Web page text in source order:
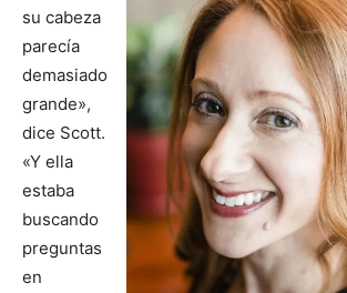
su cabeza
parecía
demasiado
grande»,
dice Scott.
«Y ella
estaba
buscando
preguntas
en